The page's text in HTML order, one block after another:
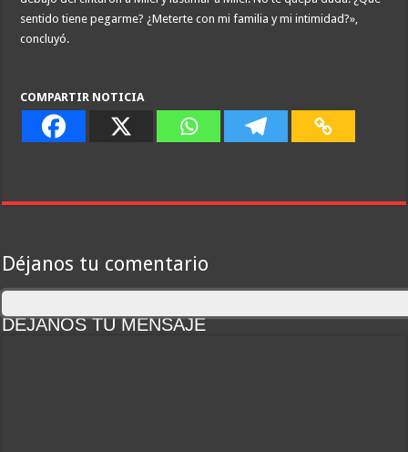
sentido tiene pegarme? ¿Meterte con mi familia y mi intimidad?»,
concluyó.
COMPARTIR NOTICIA
Déjanos tu comentario
DEJANOS TU MENSAJE